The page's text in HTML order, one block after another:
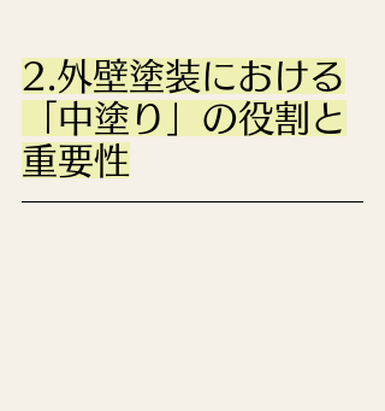
2.外壁塗装における
「中塗り」の役割と
重要性